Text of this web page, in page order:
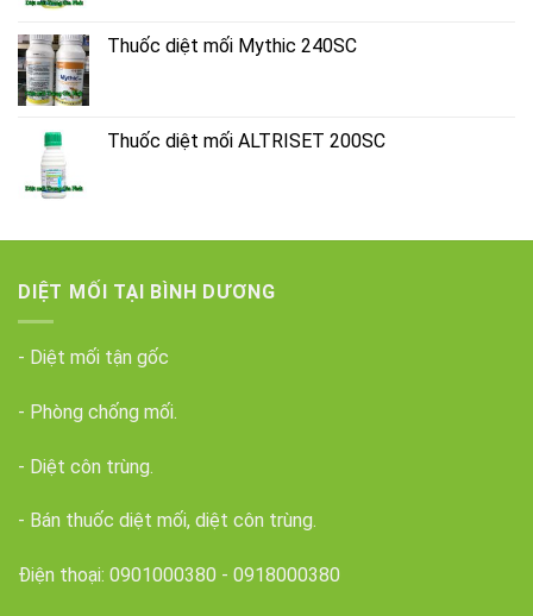
Thuốc diệt mối Mythic 240SC
Thuốc diệt mối ALTRISET 200SC
DIỆT MỐI TẠI BÌNH DƯƠNG
- Diệt mối tận gốc
- Phòng chống mối.
- Diệt côn trùng.
- Bán thuốc diệt mối, diệt côn trùng.
Điện thoại: 0901000380 - 0918000380